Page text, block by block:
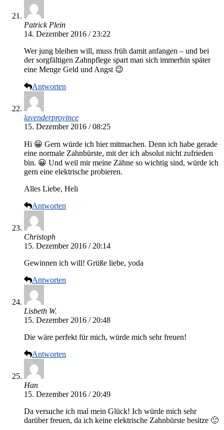
Patrick Plein
14. Dezember 2016 / 23:22
Wer jung bleiben will, muss früh damit anfangen – und bei
der sorgfältigen Zahnpflege spart man sich immerhin später
eine Menge Geld und Angst 😉
Antworten
lavenderprovince
15. Dezember 2016 / 08:25
Hi 😀 Gern würde ich hier mitmachen. Denn ich habe gerade
eine normale Zahnbürste, mit der ich absolut nicht zufrieden
bin. 😀 Und weil mir meine Zähne so wichtig sind, würde ich
gern eine elektrische probieren.
Alles Liebe, Heli
Antworten
Christoph
15. Dezember 2016 / 20:14
Gewinnen ich will! Grüße liebe, yoda
Antworten
Lisbeth W.
15. Dezember 2016 / 20:48
Die wäre perfekt für mich, würde mich sehr freuen!
Antworten
Han
15. Dezember 2016 / 20:49
Da versuche ich mal mein Glück! Ich würde mich sehr
darüber freuen, da ich keine elektrische Zahnbürste besitze 🙂